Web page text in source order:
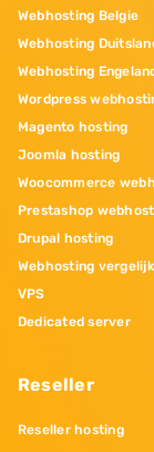
Webhosting Belgie
Webhosting
Webhosting
Wordpress
Magento hosting
Joomla hosting
Woocommerce
Prestashop
Drupal hosting
Webhosting
VPS
Dedicated server
Reseller
Reseller hosting